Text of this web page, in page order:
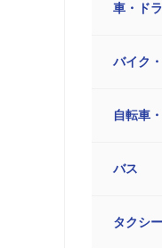
車・ド
バイク
自転車
バス
タクシー